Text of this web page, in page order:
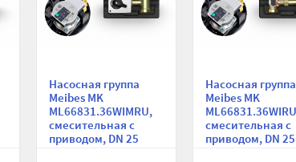
Насосная группа
Meibes MK
ML66831.36WIMRU,
смесительная с
приводом, DN 25
Насосная группа
Meibes MK
смесительная с
приводом, DN 25